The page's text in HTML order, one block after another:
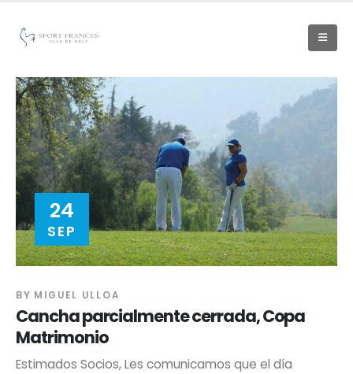
24
SEP
BY MIGUEL ULLOA
Cancha parcialmente cerrada, Copa
Matrimonio
Estimados Socios, Les comunicamos que el día